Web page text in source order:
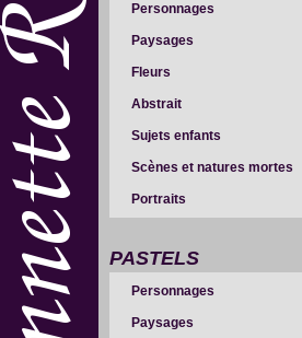
Personnages
Paysages
Fleurs
Abstrait
Sujets enfants
Scènes et natures mortes
Portraits
PASTELS
Personnages
Paysages